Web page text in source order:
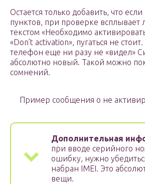
Остается только добавить, что
пунктов, при проверке всплывает
текстом «Необходимо
«Don’t activation», пугаться не
телефон еще ни разу не «видел»
абсолютно новый. Такой можно
сомнений.
Пример сообщения о не
Дополнительная
при вводе серийного
ошибку, нужно
набран IMEI. Это
вещи.